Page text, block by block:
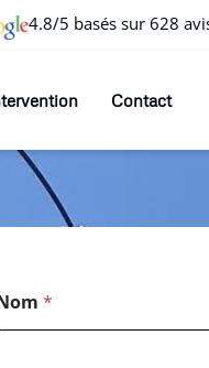
4.8/5 basés sur 628
Contact
*